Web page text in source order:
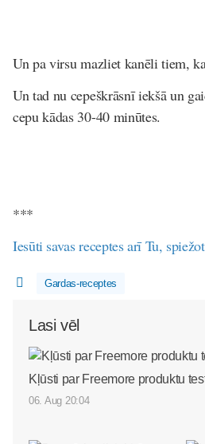
Un pa virsu mazliet kanēli tiem,
Un tad nu cepeškrāsnī iekšā un
cepu kādas 30-40 minūtes.
***
Iesūti savas receptes arī Tu,
Gardas-receptes
Lasi vēl
Kļūsti par Freemore produktu
06. Aug 20:04